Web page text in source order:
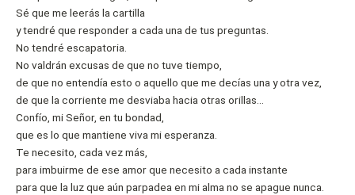
Sé que me leerás la cartilla
y tendré que responder a cada una de tus preguntas.
No tendré escapatoria.
No valdrán excusas de que no tuve tiempo,
de que no entendía esto o aquello que me decías una y otra vez,
de que la corriente me desviaba hacia otras orillas…
Confío, mi Señor, en tu bondad,
que es lo que mantiene viva mi esperanza.
Te necesito, cada vez más,
para imbuirme de ese amor que necesito a cada instante
para que la luz que aún parpadea en mi alma no se apague nunca.